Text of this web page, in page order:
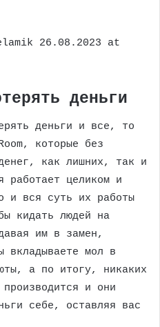
26.08.2023 at
деньги
деньги и все, то
которые без
как лишних, так и
работает целиком и
и вся суть их работы
кидать людей на
им в замен,
вкладываете мол в
а по итогу, никаких
и они
себе, оставляя вас